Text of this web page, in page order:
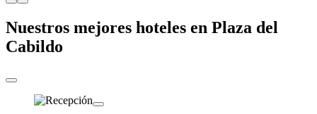
Nuestros mejores hoteles en Plaza del
Cabildo